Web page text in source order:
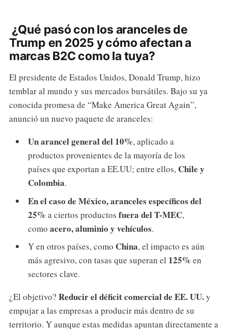
¿Qué pasó con los aranceles de
Trump en 2025 y cómo afectan a
marcas B2C como la tuya?
El presidente de Estados Unidos, Donald Trump, hizo
temblar al mundo y sus mercados bursátiles. Bajo su ya
conocida promesa de “Make America Great Again”,
anunció un nuevo paquete de aranceles:
Un arancel general del 10%, aplicado a
productos provenientes de la mayoría de los
países que exportan a EE.UU; entre ellos, Chile y
Colombia.
En el caso de México, aranceles específicos del
25% a ciertos productosfuera del T-MEC,
comoacero, aluminio y vehículos.
Y en otros países, como China, el impacto es aún
más agresivo, con tasas que superan el 125% en
sectores clave.
¿El objetivo? Reducir el déficit comercial de EE. UU.y
empujar a las empresas a producir más dentro de su
territorio. Y aunque estas medidas apuntan directamente a